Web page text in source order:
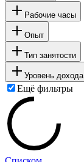
Рабочие часы
Опыт
Тип занятости
Уровень дохода
Ещё фильтры